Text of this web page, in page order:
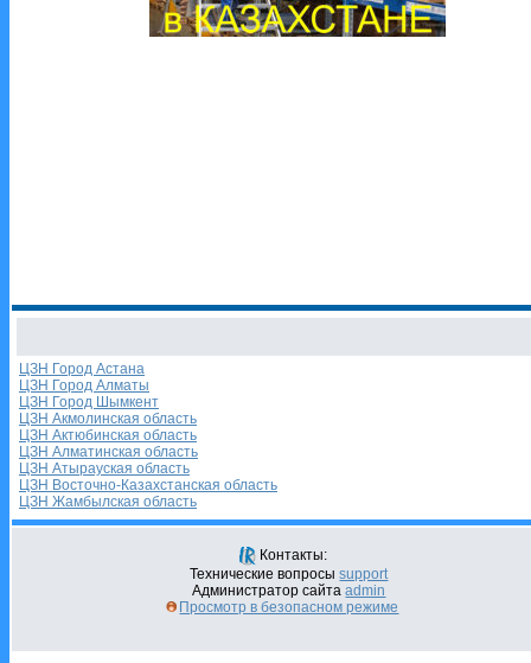
ЦЗН Город Астана
ЦЗН Город Алматы
ЦЗН Город Шымкент
ЦЗН Акмолинская область
ЦЗН Актюбинская область
ЦЗН Алматинская область
ЦЗН Атырауская область
ЦЗН Восточно-Казахстанская область
ЦЗН Жамбылская область
Контакты:
Технические вопросыsupport
Администратор сайтаadmin
Просмотр в безопасном режиме